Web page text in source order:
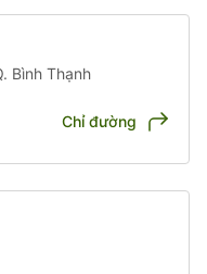
Bình Thạnh
Chỉ đường